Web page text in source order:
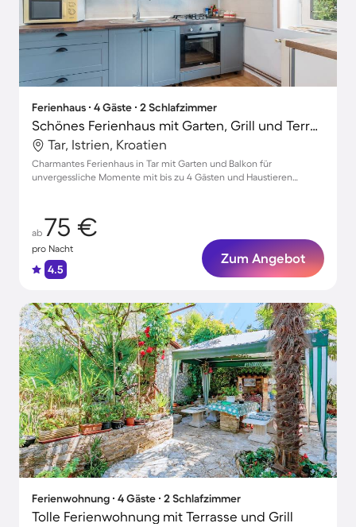
Ferienhaus ∙ 4 Gäste ∙ 2 Schlafzimmer
Schönes Ferienhaus mit Garten, Grill und Terrasse | Haustierfreundlich
Tar, Istrien, Kroatien
Charmantes Ferienhaus in Tar mit Garten und Balkon für
unvergessliche Momente mit bis zu 4 Gästen und Haustieren
ab 75 €
pro Nacht
4.5
Zum Angebot
Ferienwohnung ∙ 4 Gäste ∙ 2 Schlafzimmer
Tolle Ferienwohnung mit Terrasse und Grill